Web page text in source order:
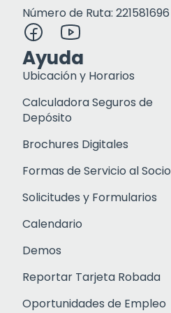
Número de Ruta: 221581696
Ayuda
Ubicación y Horarios
Calculadora Seguros de
Depósito
Brochures Digitales
Formas de Servicio al Socio
Solicitudes y Formularios
Calendario
Demos
Reportar Tarjeta Robada
Oportunidades de Empleo